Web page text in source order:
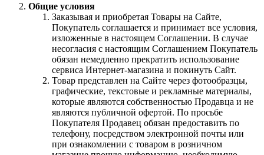
Общие условия
Заказывая и приобретая Товары на Сайте,
Покупатель соглашается и принимает все условия,
изложенные в настоящем Соглашении. В случае
несогласия с настоящим Соглашением Покупатель
обязан немедленно прекратить использование
сервиса Интернет-магазина и покинуть Сайт.
Товар представлен на Сайте через фотообразцы,
графические, текстовые и рекламные материалы,
которые являются собственностью Продавца и не
являются публичной офертой. По просьбе
Покупателя Продавец обязан предоставить по
телефону, посредством электронной почты или
при ознакомлении с товаром в розничном